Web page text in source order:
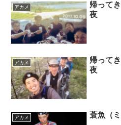
アカメ
帰って
夜
アカメ
帰って
夜
アカメ 蓑魚（